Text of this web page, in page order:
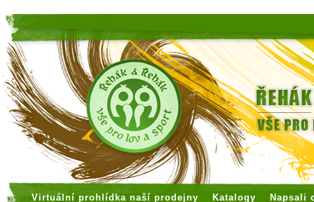
Virtuální prohlídka naší prodejny Katalogy Napsali